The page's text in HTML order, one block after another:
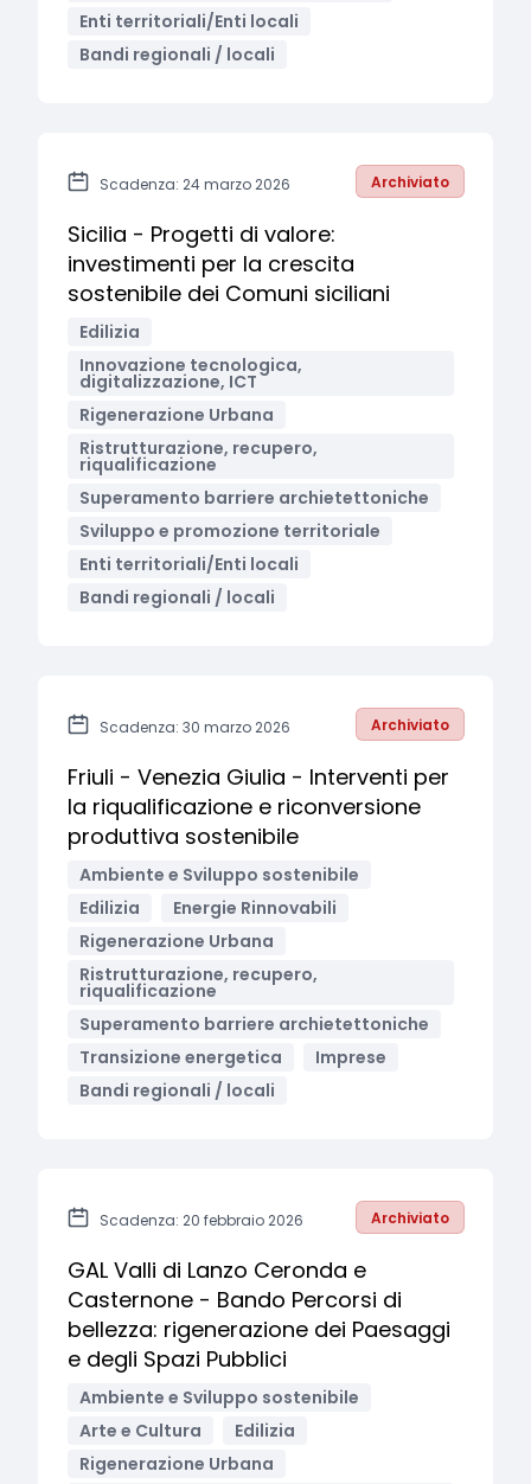
Enti territoriali/Enti locali
Bandi regionali / locali
Scadenza: 24 marzo 2026 Archiviato
Sicilia - Progetti di valore:
investimenti per la crescita
sostenibile dei Comuni siciliani
Edilizia
Innovazione tecnologica,
digitalizzazione, ICT
Rigenerazione Urbana
Ristrutturazione, recupero,
riqualificazione
Superamento barriere archietettoniche
Sviluppo e promozione territoriale
Enti territoriali/Enti locali
Bandi regionali / locali
Scadenza: 30 marzo 2026 Archiviato
Friuli - Venezia Giulia - Interventi per
la riqualificazione e riconversione
produttiva sostenibile
Ambiente e Sviluppo sostenibile
Edilizia
Energie Rinnovabili
Rigenerazione Urbana
Ristrutturazione, recupero,
riqualificazione
Superamento barriere archietettoniche
Transizione energetica
Imprese
Bandi regionali / locali
Scadenza: 20 febbraio 2026 Archiviato
GAL Valli di Lanzo Ceronda e
Casternone - Bando Percorsi di
bellezza: rigenerazione dei Paesaggi
e degli Spazi Pubblici
Ambiente e Sviluppo sostenibile
Arte e Cultura
Edilizia
Rigenerazione Urbana